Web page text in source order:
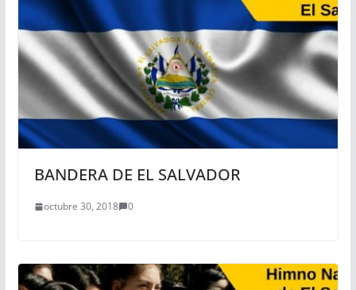
BANDERA DE EL SALVADOR
octubre 30, 2018 0